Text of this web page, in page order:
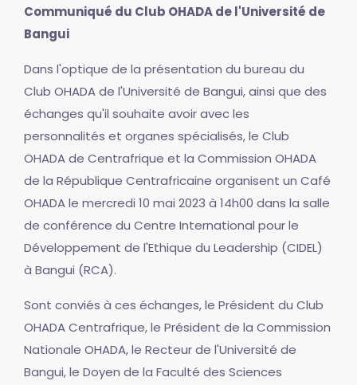
Communiqué du Club OHADA de l'Université de
Bangui
Dans l'optique de la présentation du bureau du
Club OHADA de l'Université de Bangui, ainsi que des
échanges qu'il souhaite avoir avec les
personnalités et organes spécialisés, le Club
OHADA de Centrafrique et la Commission OHADA
de la République Centrafricaine organisent un Café
OHADA le mercredi 10 mai 2023 à 14h00 dans la salle
de conférence du Centre International pour le
Développement de l'Ethique du Leadership (CIDEL)
à Bangui (RCA).
Sont conviés à ces échanges, le Président du Club
OHADA Centrafrique, le Président de la Commission
Nationale OHADA, le Recteur de l'Université de
Bangui, le Doyen de la Faculté des Sciences